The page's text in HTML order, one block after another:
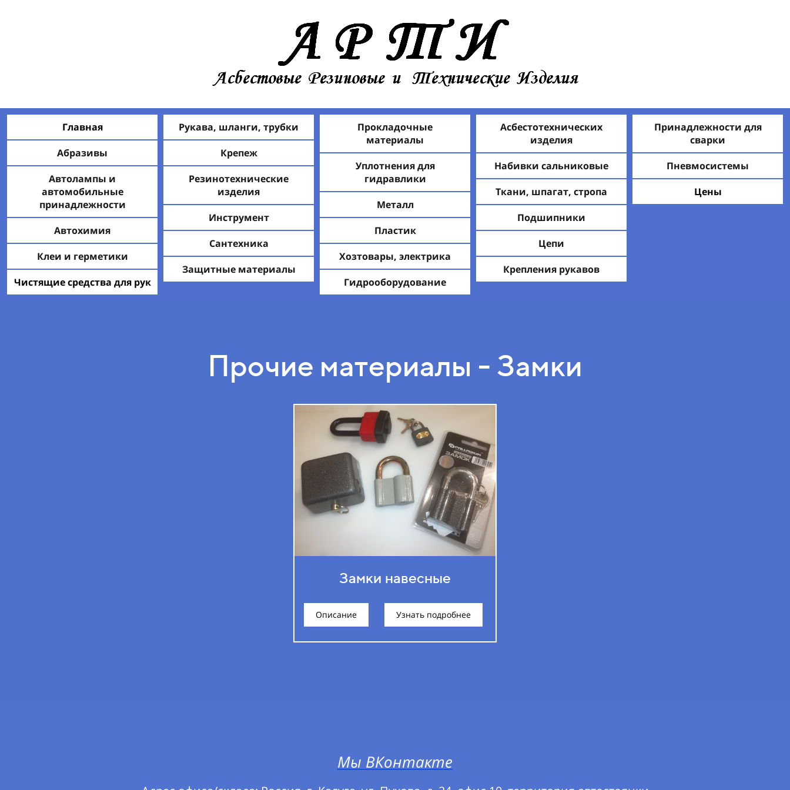
Главная
Абразивы
Автолампы и
автомобильные
принадлежности
Автохимия
Клеи и герметики
Чистящие средства для рук
Рукава, шланги, трубки
Крепеж
Резинотехнические
изделия
Инструмент
Сантехника
Защитные материалы
Прокладочные
материалы
Уплотнения для
гидравлики
Металл
Пластик
Хозтовары, электрика
Гидрооборудование
Асбестотехнических
изделия
Набивки сальниковые
Ткани, шпагат, стропа
Подшипники
Цепи
Крепления рукавов
Принадлежности для
сварки
Пневмосистемы
Цены
Прочие материалы - Замки
Замки навесные
Описание Узнать подробнее
Мы ВКонтакте